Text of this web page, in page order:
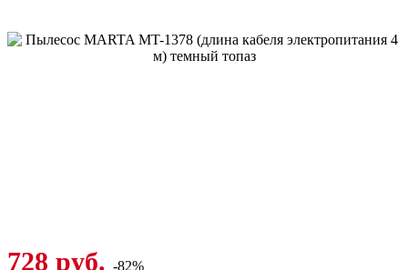
728 руб. -82%